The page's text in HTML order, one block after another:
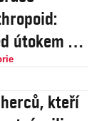
útokem na
se na
záběry
kteří